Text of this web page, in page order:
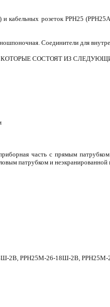
розеток РРН25
Соединители для
СОСТОЯТ ИЗ
часть с прямым
патрубком и неэкранированной
2В, РРН25М-26-18Ш-2В, РРН25М-